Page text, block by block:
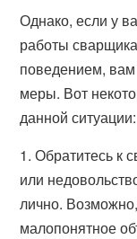
Однако, если у
работы
поведением,
меры. Вот
данной ситуации:
1. Обратитесь к
или
лично.
малопонятное